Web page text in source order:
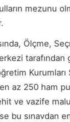
mezunu
Ölçme,
tarafından
Kurumları
az 250 ham
ve vazife
bu sınavdan